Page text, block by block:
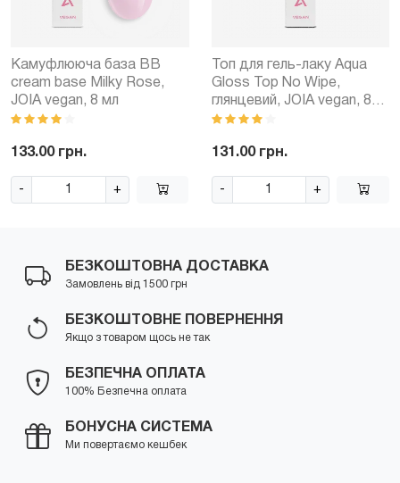
Камуфлююча база BB
cream base Milky Rose,
JOIA vegan, 8 мл
133.00 грн.
- +
Топ для гель-лаку Aqua
Gloss Top No Wipe,
глянцевий, JOIA vegan, 8
мл
131.00 грн.
- +
БЕЗКОШТОВНА ДОСТАВКА
Замовлень від 1500 грн
БЕЗКОШТОВНЕ ПОВЕРНЕННЯ
Якщо з товаром щось не так
БЕЗПЕЧНА ОПЛАТА
100% Безпечна оплата
БОНУСНА СИСТЕМА
Ми повертаємо кешбек